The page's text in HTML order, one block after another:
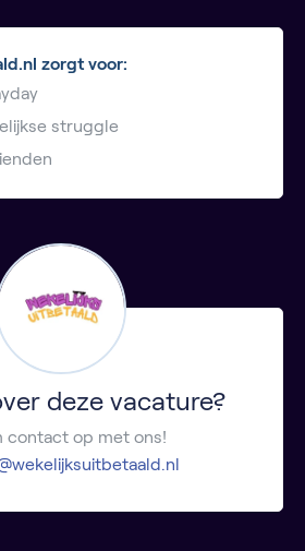
zorgt voor:
struggle
deze vacature?
contact op met ons!